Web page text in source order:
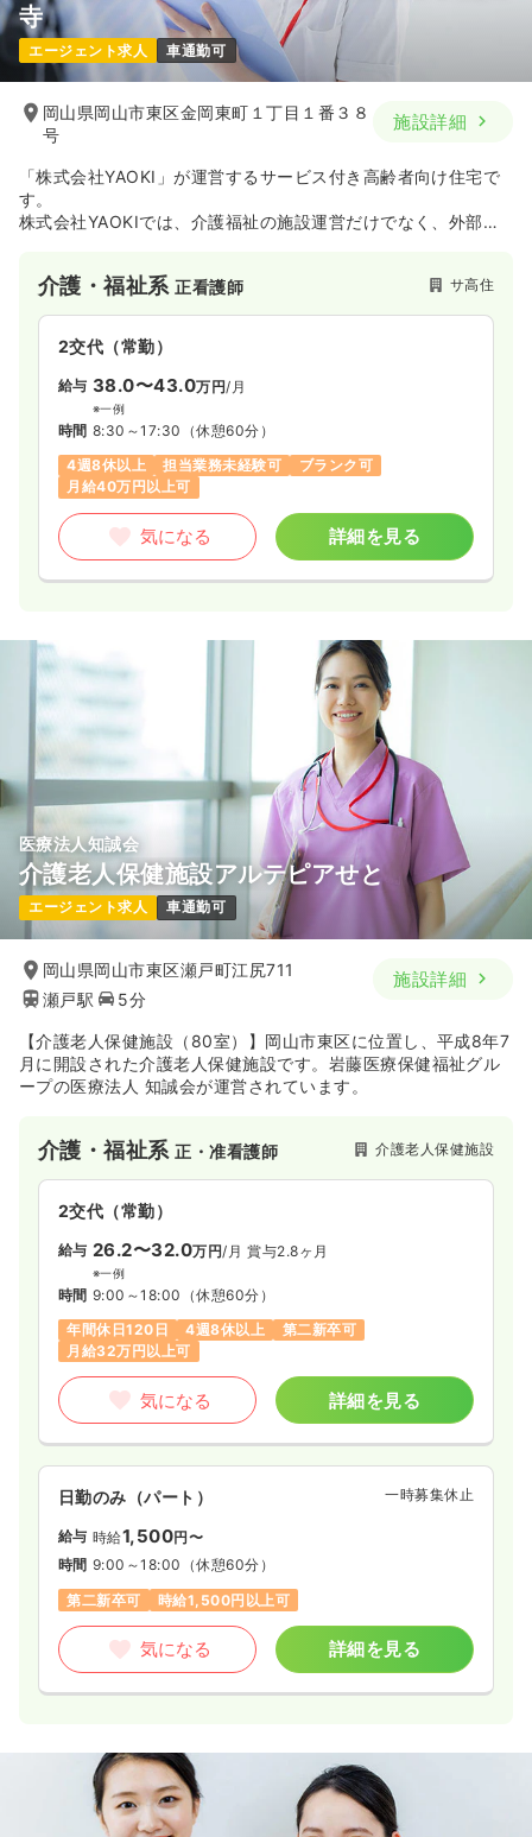
寺
エージェント求人 車通勤可
岡山県岡山市東区金岡東町１丁目１番３８
号
施設詳細
「株式会社YAOKI」が運営するサービス付き高齢者向け住宅で
す。
株式会社YAOKIでは、介護福祉の施設運営だけでなく、外部の
ログラム「活性化ケア」の導入、収益スキーム指導などを行
い、福祉領域全体への事業展開を行っております。
介護・福祉系正看護師 サ高住
2交代（常勤）
給与 38.0〜43.0万円/月
※一例
時間 8:30～17:30 （休憩60分）
4週8休以上
担当業務未経験可
ブランク可
月給40万円以上可
気になる 詳細を見る
医療法人知誠会
介護老人保健施設アルテピアせと
エージェント求人 車通勤可
岡山県岡山市東区瀬戸町江尻711
瀬戸駅
5分
施設詳細
【介護老人保健施設（80室）】岡山市東区に位置し、平成8年7
月に開設された介護老人保健施設です。岩藤医療保健福祉グル
ープの医療法人 知誠会が運営されています。
介護・福祉系正・准看護師 介護老人保健施設
2交代（常勤）
給与 26.2〜32.0万円/月 賞与2.8ヶ月
※一例
時間 9:00～18:00 （休憩60分）
年間休日120日
4週8休以上
第二新卒可
月給32万円以上可
気になる 詳細を見る
日勤のみ（パート） 一時募集休止
給与 時給1,500円〜
時間 9:00～18:00 （休憩60分）
第二新卒可
時給1,500円以上可
気になる 詳細を見る